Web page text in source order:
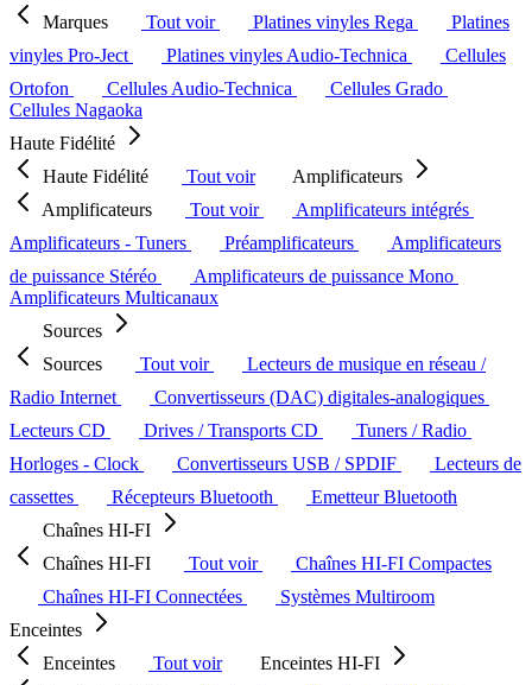
Marques
Tout voir Platines vinyles Rega
Platines
vinyles Pro-Ject
Platines vinyles Audio-Technica
Cellules
Ortofon
Cellules Audio-Technica
Cellules Grado
Cellules Nagaoka
Haute Fidélité
Haute Fidélité
Tout voir
Amplificateurs
Amplificateurs
Tout voir
Amplificateurs intégrés
Amplificateurs - Tuners
Préamplificateurs
Amplificateurs
de puissance Stéréo
Amplificateurs de puissance Mono
Amplificateurs Multicanaux
Sources
Sources
Tout voir
Lecteurs de musique en réseau /
Radio Internet
Convertisseurs (DAC) digitales-analogiques
Lecteurs CD
Drives / Transports CD
Tuners / Radio
Horloges - Clock
Convertisseurs USB / SPDIF
Lecteurs de
cassettes
Récepteurs Bluetooth
Emetteur Bluetooth
Chaînes HI-FI
Chaînes HI-FI
Tout voir
Chaînes HI-FI Compactes
Chaînes HI-FI Connectées
Systèmes Multiroom
Enceintes
Enceintes
Tout voir
Enceintes HI-FI